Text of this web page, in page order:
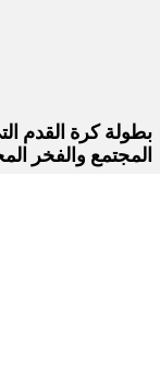
بطولة كرة القدم
المجتمع والفخر